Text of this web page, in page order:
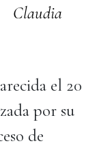
el 20
por su
de